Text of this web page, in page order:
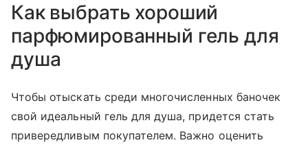
Как выбрать хороший
парфюмированный гель для
душа
Чтобы отыскать среди многочисленных баночек
свой идеальный гель для душа, придется стать
привередливым покупателем. Важно оценить